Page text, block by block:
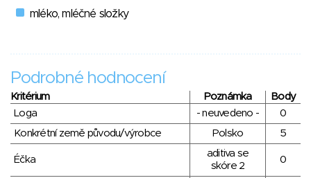
mléko, mléčné složky
Podrobné hodnocení
Kritérium Poznámka
Body
Loga
- neuvedeno -
0
Konkrétní země původu/výrobce
Polsko 5
Éčka
aditiva se
skóre 2
0